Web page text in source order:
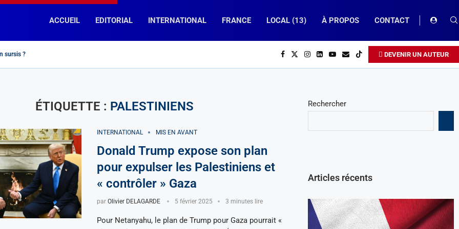
ACCUEIL EDITORIAL INTERNATIONAL FRANCE LOCAL (13) À PROPOS CONTACT
sursis ?
National » et « La France Insoumise », des chemins...
Kamil Mohamed, Premier ministre de Djibouti
: « fin de la divine idylle »...
encore un effort !macronienne telle un mouton de...
pour Napoléon
» dit-elle…en Afrique Subsaharienne?
t-elle en France (et ailleurs…) ?
DEVENIR UN AUTEUR
ÉTIQUETTE : PALESTINIENS
INTERNATIONAL MIS EN AVANT
Donald Trump expose son plan
pour expulser les Palestiniens et
« contrôler » Gaza
par Olivier DELAGARDE 5 février 2025 3 minutes lire
Pour Netanyahu, le plan de Trump pour Gaza pourrait «
Rechercher
Articles récents